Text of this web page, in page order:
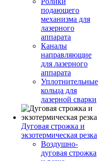
подающего
механизма для
лазерного
аппарата
Каналы
направляющие
для лазерного
аппарата
Уплотнительные
кольца для
лазерной сварки
Дуговая строжка и
экзотермическая резка
Воздушно-
дуговая строжка